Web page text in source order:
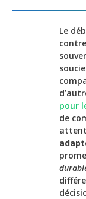
Le
pour
de